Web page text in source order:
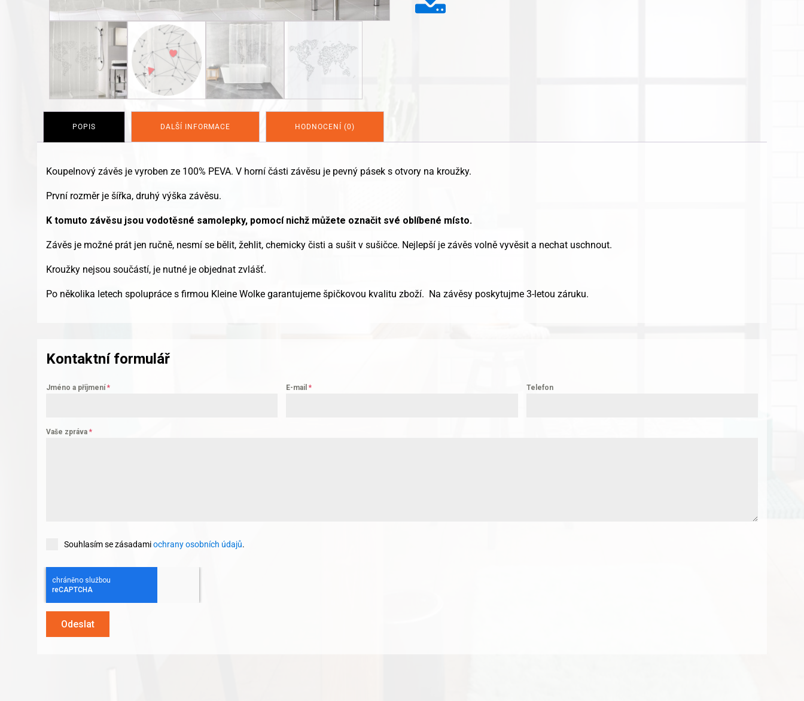
POPIS DALŠÍ INFORMACE HODNOCENÍ (0)
Koupelnový závěs je vyroben ze 100% PEVA. V horní části závěsu je pevný pásek s otvory na kroužky.
První rozměr je šířka, druhý výška závěsu.
K tomuto závěsu jsou vodotěsné samolepky, pomocí nichž můžete označit své oblíbené místo.
Závěs je možné prát jen ručně, nesmí se bělit, žehlit, chemicky čisti a sušit v sušičce. Nejlepší je závěs volně vyvěsit a nechat uschnout.
Kroužky nejsou součástí, je nutné je objednat zvlášť.
Po několika letech spolupráce s firmou Kleine Wolke garantujeme špičkovou kvalitu zboží. Na závěsy poskytujme 3-letou záruku.
Kontaktní formulář
Jméno a příjmení * E-mail* Telefon
Vaše zpráva *
Souhlasím se zásadamiochrany osobních údajů.
Odeslat